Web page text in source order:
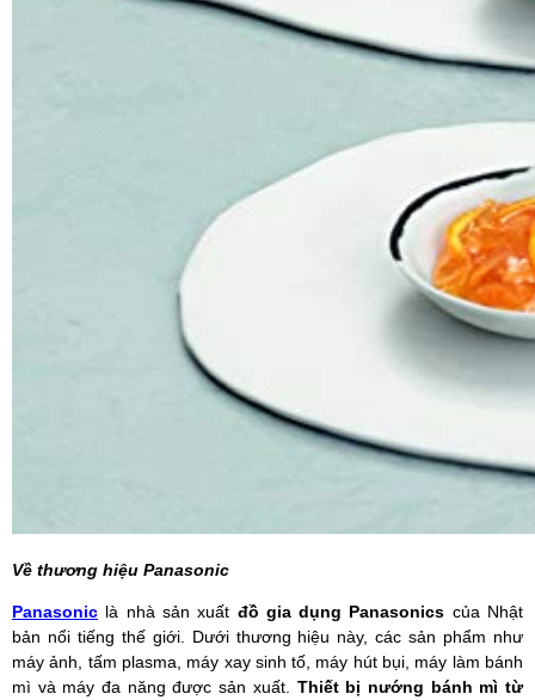
Về thương hiệu Panasonic
Panasonic là nhà sản xuất đồ gia dụng Panasonics của Nhật
bản nổi tiếng thế giới. Dưới thương hiệu này, các sản phẩm như
máy ảnh, tấm plasma, máy xay sinh tố, máy hút bụi, máy làm bánh
mì và máy đa năng được sản xuất. Thiết bị nướng bánh mì từ